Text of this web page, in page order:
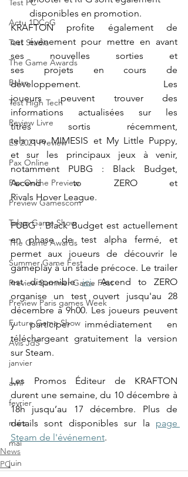
Test PC
Actu 1DCoG
Test Stadia
The Game Awards
Balan
Test High Tech
Review Livre
E3 2021 Preview
Pax Online
Pax Online Preview
Preview Gamescom
Tokyo Game Show
The Game Awards
Summer Game Fest
Preview Summer Game Fest
Preview Paris games Week
Future Game Show
Avis JdS
janvier
avril
fevrier
mars
mai
juin
disponibles en promotion.
KRAFTON profite également de
cet événement pour mettre en avant
ses nouvelles sorties et
ses projets en cours de
développement. Les
joueurs peuvent trouver des
informations actualisées sur les
titres sortis récemment,
tels que MIMESIS et My Little Puppy,
et sur les principaux jeux à venir,
notamment PUBG : Black Budget,
Ascend to ZERO et
Rivals Hover League.
PUBG : Black Budget est actuellement
en phase de test alpha fermé, et
permet aux joueurs de découvrir le
gameplay à un stade précoce. Le trailer
est disponible ici. Ascend to ZERO
organise un test ouvert jusqu'au 28
décembre à 9h00. Les joueurs peuvent
y participer immédiatement en
téléchargeant gratuitement la version
sur Steam.
Les Promos Éditeur de KRAFTON
durent une semaine, du 10 décembre à
18h jusqu’au 17 décembre. Plus de
détails sont disponibles sur la page
Steam de l'événement.
News
PC